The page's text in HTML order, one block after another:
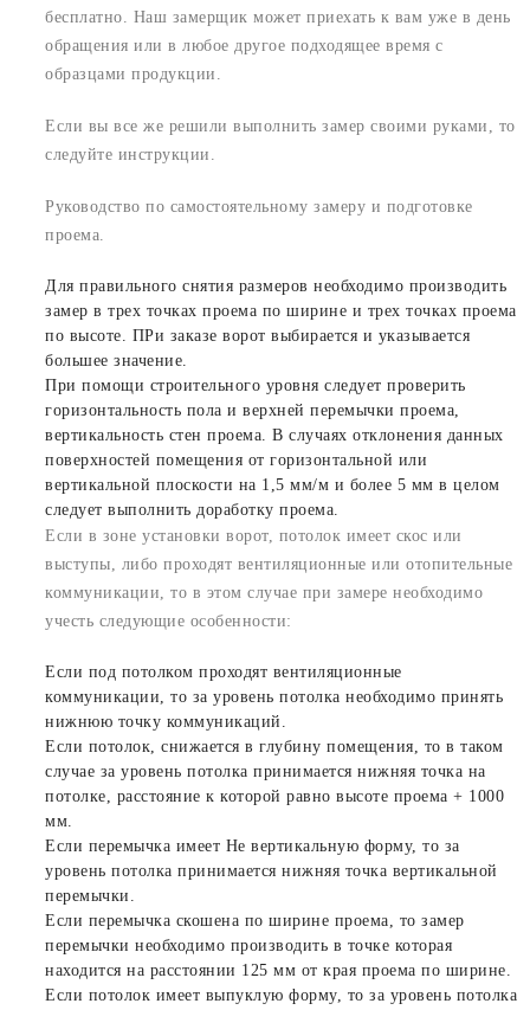
бесплатно. Наш замерщик может приехать к вам уже в день
обращения или в любое другое подходящее время с
образцами продукции.
Если вы все же решили выполнить замер своими руками, то
следуйте инструкции.
Руководство по самостоятельному замеру и подготовке
проема.
Для правильного снятия размеров необходимо производить
замер в трех точках проема по ширине и трех точках проема
по высоте. ПРи заказе ворот выбирается и указывается
большее значение.
При помощи строительного уровня следует проверить
горизонтальность пола и верхней перемычки проема,
вертикальность стен проема. В случаях отклонения данных
поверхностей помещения от горизонтальной или
вертикальной плоскости на 1,5 мм/м и более 5 мм в целом
следует выполнить доработку проема.
Если в зоне установки ворот, потолок имеет скос или
выступы, либо проходят вентиляционные или отопительные
коммуникации, то в этом случае при замере необходимо
учесть следующие особенности:
Если под потолком проходят вентиляционные
коммуникации, то за уровень потолка необходимо принять
нижнюю точку коммуникаций.
Если потолок, снижается в глубину помещения, то в таком
случае за уровень потолка принимается нижняя точка на
потолке, расстояние к которой равно высоте проема + 1000
мм.
Если перемычка имеет Не вертикальную форму, то за
уровень потолка принимается нижняя точка вертикальной
перемычки.
Если перемычка скошена по ширине проема, то замер
перемычки необходимо производить в точке которая
находится на расстоянии 125 мм от края проема по ширине.
Если потолок имеет выпуклую форму, то за уровень потолка